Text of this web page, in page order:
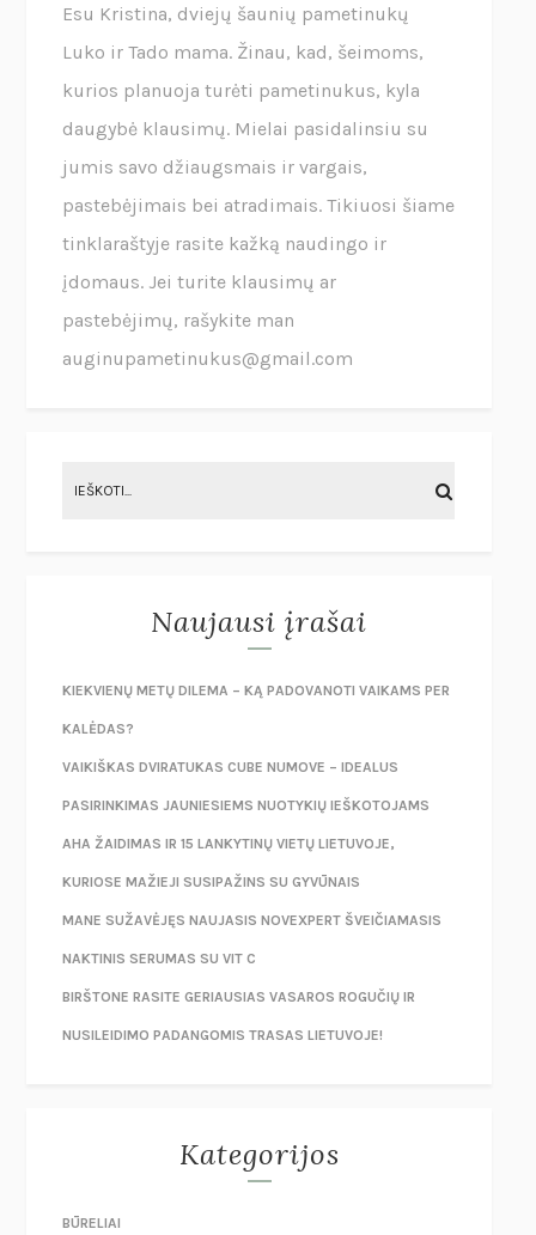
Esu Kristina, dviejų šaunių pametinukų
Luko ir Tado mama. Žinau, kad, šeimoms,
kurios planuoja turėti pametinukus, kyla
daugybė klausimų. Mielai pasidalinsiu su
jumis savo džiaugsmais ir vargais,
pastebėjimais bei atradimais. Tikiuosi šiame
tinklaraštyje rasite kažką naudingo ir
įdomaus. Jei turite klausimų ar
pastebėjimų, rašykite man
auginupametinukus@gmail.com
Naujausi įrašai
KIEKVIENŲ METŲ DILEMA – KĄ PADOVANOTI VAIKAMS PER
KALĖDAS?
VAIKIŠKAS DVIRATUKAS CUBE NUMOVE – IDEALUS
PASIRINKIMAS JAUNIESIEMS NUOTYKIŲ IEŠKOTOJAMS
AHA ŽAIDIMAS IR 15 LANKYTINŲ VIETŲ LIETUVOJE,
KURIOSE MAŽIEJI SUSIPAŽINS SU GYVŪNAIS
MANE SUŽAVĖJĘS NAUJASIS NOVEXPERT ŠVEIČIAMASIS
NAKTINIS SERUMAS SU VIT C
BIRŠTONE RASITE GERIAUSIAS VASAROS ROGUČIŲ IR
NUSILEIDIMO PADANGOMIS TRASAS LIETUVOJE!
Kategorijos
BŪRELIAI